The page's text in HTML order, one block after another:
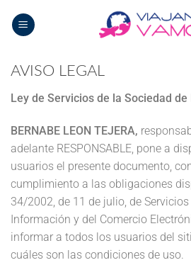
AVISO LEGAL
Ley de Servicios de la Sociedad
BERNABE LEON TEJERA,
adelante RESPONSABLE, pone a
usuarios el presente documento,
cumplimiento a las obligaciones
34/2002, de 11 de julio, de
Información y del Comercio
informar a todos los usuarios del
cuáles son las condiciones de uso.